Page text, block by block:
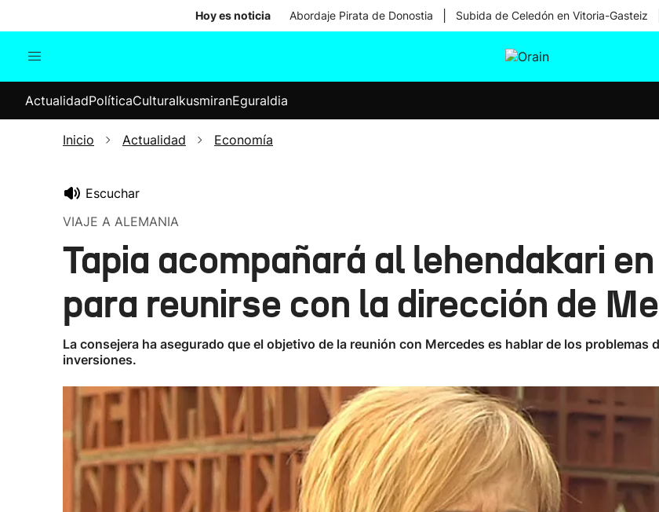
Hoy es noticia Abordaje Pirata de Donostia Subida de Celedón en Vitoria-Gasteiz
Internacional
Elecciones
ActualidadPolíticaCulturaIkusmiranEguraldia
Inicio Actualidad Economía
Escuchar
VIAJE A ALEMANIA
Tapia acompañará al lehendakari
para reunirse con la dirección de
La consejera ha asegurado que el objetivo de la reunión con Mercedes es hablar de los problemas
inversiones.